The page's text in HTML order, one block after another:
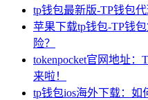
tp钱包最新版-TP钱包
苹果下载tp钱包-TP钱
险？
tokenpocket官网地址
来啦！
tp钱包ios海外下载：如